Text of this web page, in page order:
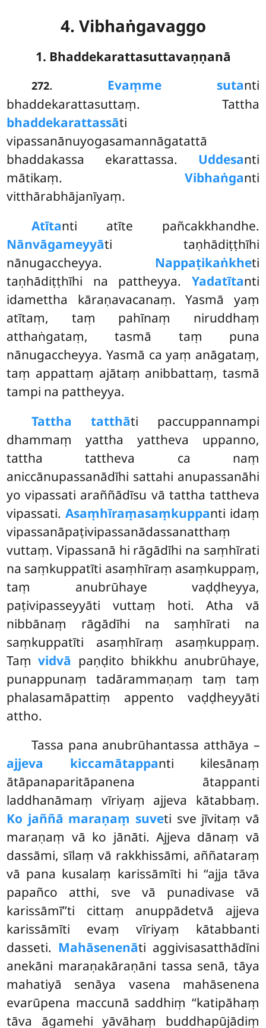
4. Vibhaṅgavaggo
1. Bhaddekarattasuttavaṇṇanā
272. Evaṃme sutanti
bhaddekarattasuttaṃ. Tattha
bhaddekarattassāti
vipassanānuyogasamannāgatattā
bhaddakassa ekarattassa. Uddesanti
mātikaṃ. Vibhaṅganti
vitthārabhājanīyaṃ.
Atītanti atīte pañcakkhandhe.
Nānvāgameyyāti taṇhādiṭṭhīhi
nānugaccheyya. Nappaṭikaṅkheti
taṇhādiṭṭhīhi na pattheyya. Yadatītanti
idamettha kāraṇavacanaṃ. Yasmā yaṃ
atītaṃ, taṃ pahīnaṃ niruddhaṃ
atthaṅgataṃ, tasmā taṃ puna
nānugaccheyya. Yasmā ca yaṃ anāgataṃ,
taṃ appattaṃ ajātaṃ anibbattaṃ, tasmā
tampi na pattheyya.
Tattha tatthāti paccuppannampi
dhammaṃ yattha yattheva uppanno,
tattha tattheva ca naṃ
aniccānupassanādīhi sattahi anupassanāhi
yo vipassati araññādīsu vā tattha tattheva
vipassati. Asaṃhīraṃasaṃkuppanti idaṃ
vipassanāpaṭivipassanādassanatthaṃ
vuttaṃ. Vipassanā hi rāgādīhi na saṃhīrati
na saṃkuppatīti asaṃhīraṃ asaṃkuppaṃ,
taṃ anubrūhaye vaḍḍheyya,
paṭivipasseyyāti vuttaṃ hoti. Atha vā
nibbānaṃ rāgādīhi na saṃhīrati na
saṃkuppatīti asaṃhīraṃ asaṃkuppaṃ.
Taṃvidvā paṇḍito bhikkhu anubrūhaye,
punappunaṃ tadārammaṇaṃ taṃ taṃ
phalasamāpattiṃ appento vaḍḍheyyāti
attho.
Tassa pana anubrūhantassa atthāya –
ajjeva kiccamātappanti kilesānaṃ
ātāpanaparitāpanena ātappanti
laddhanāmaṃ vīriyaṃ ajjeva kātabbaṃ.
Ko jaññā maraṇaṃ suveti sve jīvitaṃ vā
maraṇaṃ vā ko jānāti. Ajjeva dānaṃ vā
dassāmi, sīlaṃ vā rakkhissāmi, aññataraṃ
vā pana kusalaṃ karissāmīti hi ‘‘ajja tāva
papañco atthi, sve vā punadivase vā
karissāmī’’ti cittaṃ anuppādetvā ajjeva
karissāmīti evaṃ vīriyaṃ kātabbanti
dasseti. Mahāsenenāti aggivisasatthādīni
anekāni maraṇakāraṇāni tassa senā, tāya
mahatiyā senāya vasena mahāsenena
evarūpena maccunā saddhiṃ ‘‘katipāhaṃ
tāva āgamehi yāvāhaṃ buddhapūjādiṃ